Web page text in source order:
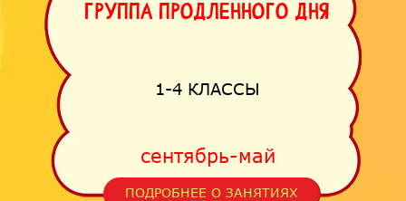
Группа продленного дня
1-4 КЛАССЫ
сентябрь-май
ПОДРОБНЕЕ О ЗАНЯТИЯХ